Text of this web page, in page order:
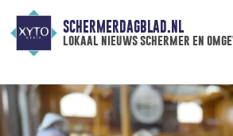
SCHERMERDAGBLAD.NL
lokaal nieuws schermer en